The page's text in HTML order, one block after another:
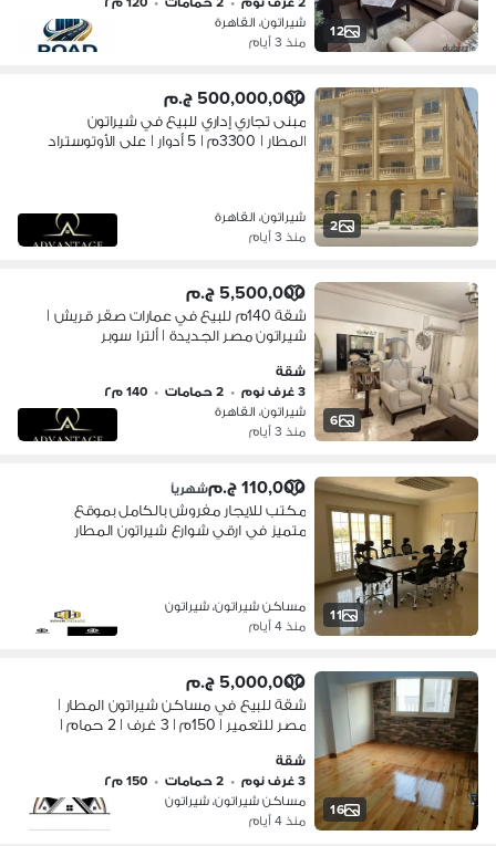
12
شيراتون، القاهرة
منذ 3 أيام
2
500,000,000 ج.م
مبنى تجاري إداري للبيع في شيراتون
المطار | 3300م | 5 أدوار | على الأوتوستراد
شيراتون، القاهرة
منذ 3 أيام
6
5,500,000 ج.م
شقة 140م للبيع في عمارات صقر قريش |
شيراتون مصر الجديدة | ألترا سوبر
للسكن في عمارات صقر قريش – شيراتون
المطار، مصر ا
شقة
3 غرف نوم
• 2 حمامات • 140 م٢
شيراتون، القاهرة
منذ 3 أيام
11
110,000 ج.م شهرياً
مكتب للايجار مفروش بالكامل بموقع
متميز في ارقي شوارع شيراتون المطار
مساكن شيراتون، شيراتون
منذ 4 أيام
16
5,000,000 ج.م
شقة للبيع في مساكن شيراتون المطار |
مصر للتعمير | 150م | 3 غرف | 2 حمام |
شقة
3 غرف نوم
• 2 حمامات • 150 م٢
مساكن شيراتون، شيراتون
منذ 4 أيام